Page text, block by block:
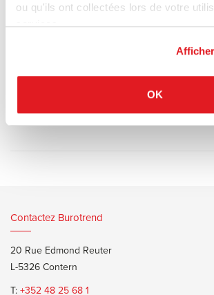
ou qu'ils ont collectées lors de votre
services.
OK
Modèle d'exposition
Poufs non compris
Prix remisé : 1.990 € ttc
Contactez Burotrend
20 Rue Edmond Reuter
L-5326 Contern
T: +352 48 25 68 1